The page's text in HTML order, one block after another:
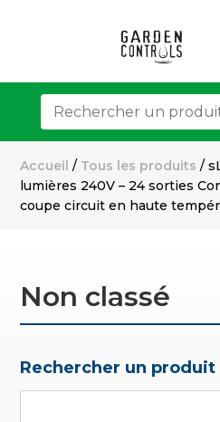
Accueil / Tous les produits /
lumières 240V – 24 sorties
coupe circuit en haute
Non classé
Rechercher un produit